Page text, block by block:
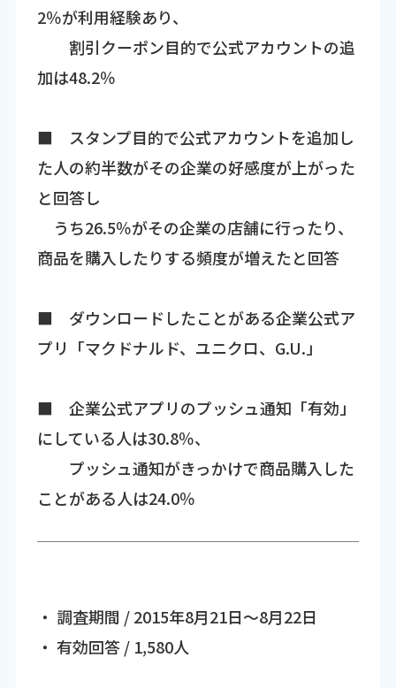
2％が利用経験あり、
割引クーポン目的で公式アカウントの追
加は48.2％
■ スタンプ目的で公式アカウントを追加し
た人の約半数がその企業の好感度が上がった
と回答し
うち26.5％がその企業の店舗に行ったり、
商品を購入したりする頻度が増えたと回答
■ ダウンロードしたことがある企業公式ア
プリ「マクドナルド、ユニクロ、G.U.」
■ 企業公式アプリのプッシュ通知「有効」
にしている人は30.8％、
プッシュ通知がきっかけで商品購入した
ことがある人は24.0％
・ 調査期間 / 2015年8月21日～8月22日
・ 有効回答 / 1,580人